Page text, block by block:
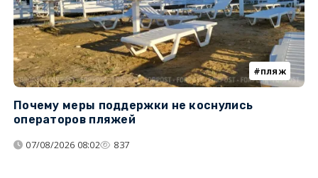
пляж
Почему меры поддержки не коснулись
операторов пляжей
07/08/2026 08:02 837